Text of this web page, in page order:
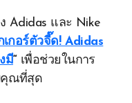
Adidas และ Nike
กอร์ตัวจี๊ด! Adidas
มี“ เพื่อช่วยในการ
คุณที่สุด